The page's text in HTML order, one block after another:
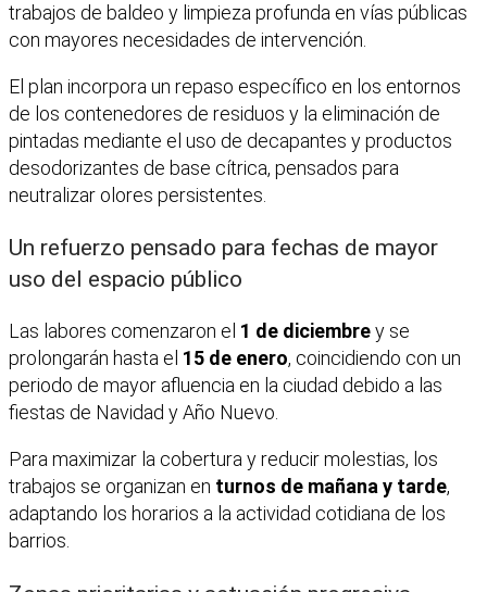
trabajos de baldeo y limpieza profunda en vías públicas
con mayores necesidades de intervención.
El plan incorpora un repaso específico en los entornos
de los contenedores de residuos y la eliminación de
pintadas mediante el uso de decapantes y productos
desodorizantes de base cítrica, pensados para
neutralizar olores persistentes.
Un refuerzo pensado para fechas de mayor
uso del espacio público
Las labores comenzaron el 1 de diciembrey se
prolongarán hasta el 15 de enero, coincidiendo con un
periodo de mayor afluencia en la ciudad debido a las
fiestas de Navidad y Año Nuevo.
Para maximizar la cobertura y reducir molestias, los
trabajos se organizan en turnos de mañana y tarde,
adaptando los horarios a la actividad cotidiana de los
barrios.